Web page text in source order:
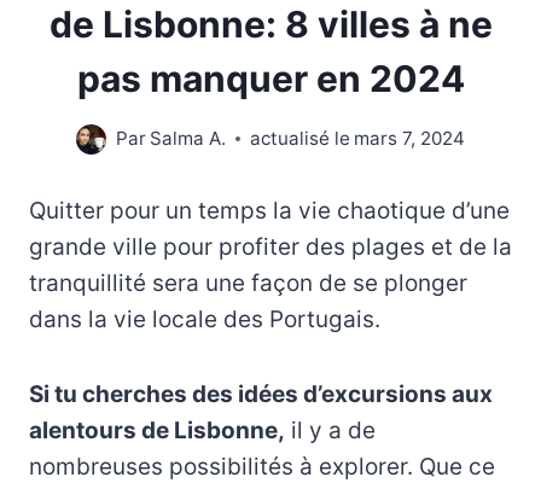
de Lisbonne: 8 villes à ne
pas manquer en 2024
Par Salma A. actualisé le mars 7, 2024
Quitter pour un temps la vie chaotique d’une
grande ville pour profiter des plages et de la
tranquillité sera une façon de se plonger
dans la vie locale des Portugais.
Si tu cherches des idées d’excursions aux
alentours de Lisbonne, il y a de
nombreuses possibilités à explorer. Que ce